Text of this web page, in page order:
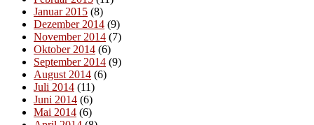
Januar 2015 (8)
Dezember 2014 (9)
November 2014 (7)
Oktober 2014 (6)
September 2014 (9)
August 2014 (6)
Juli 2014 (11)
Juni 2014 (6)
Mai 2014 (6)